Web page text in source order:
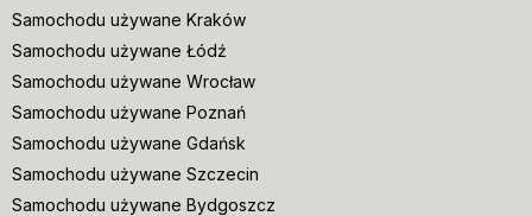
Samochodu używane Kraków
Samochodu używane Łódź
Samochodu używane Wrocław
Samochodu używane Poznań
Samochodu używane Gdańsk
Samochodu używane Szczecin
Samochodu używane Bydgoszcz